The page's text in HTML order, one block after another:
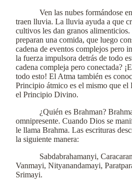
Ven las nubes formándose
traen lluvia. La lluvia ayuda a que
cultivos les dan granos
preparan una comida, que luego
cadena de eventos complejos pero
la fuerza impulsora detrás de todo
cadena compleja pero conectada?
todo esto! El Atma también es
Principio átmico es el mismo que
el Principio Divino.
¿Quién es Brahman?
omnipresente. Cuando Dios se
le llama Brahma. Las escrituras
la siguiente manera:
Sabdabrahamanyi,
Vanmayi, Nityanandamayi,
Srimayi.